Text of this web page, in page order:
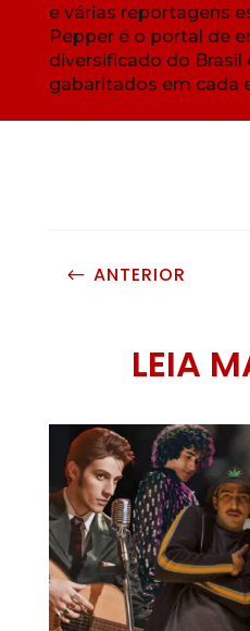
e várias reportagens
Pepper é o portal de
diversificado do Brasil
gabaritados em cada
# ANTERIOR
LEIA